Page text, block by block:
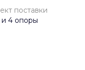
поставки
и 4 опоры